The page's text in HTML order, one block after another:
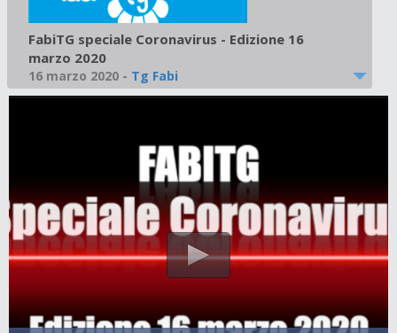
FabiTG speciale Coronavirus - Edizione 16
marzo 2020
16 marzo 2020 - Tg Fabi